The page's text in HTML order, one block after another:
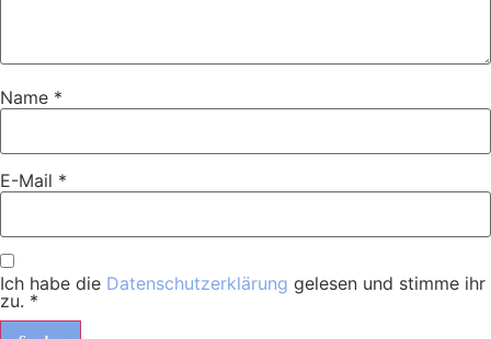
Name *
E-Mail *
Ich habe die Datenschutzerklärung gelesen und stimme ihr
zu. *